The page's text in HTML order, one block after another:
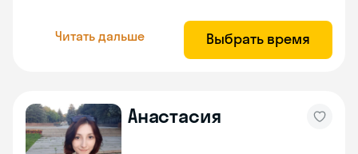
Читать дальше Выбрать время
Анастасия